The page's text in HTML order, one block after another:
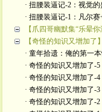
· 扭腰装逼记-2：视觉的
· 扭腰装逼记-1：凡尔
【爪四哥幽默集“乐晕你
【奇怪的知识又增加了】
· 童年拾遗：俺的第一
· 奇怪的知识又增加了-5
· 奇怪的知识又增加了-4
· 奇怪的知识又增加了-3
· 奇怪的知识又增加了-2